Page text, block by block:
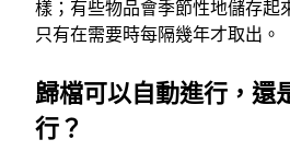
樣；有些物品會季節性地儲存起
只有在需要時每隔幾年才取出。
歸檔可以自動進行，還
行？